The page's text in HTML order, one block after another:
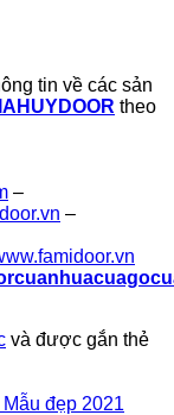
tin về các sản
theo
–
–
và được gắn thẻ
đẹp 2021